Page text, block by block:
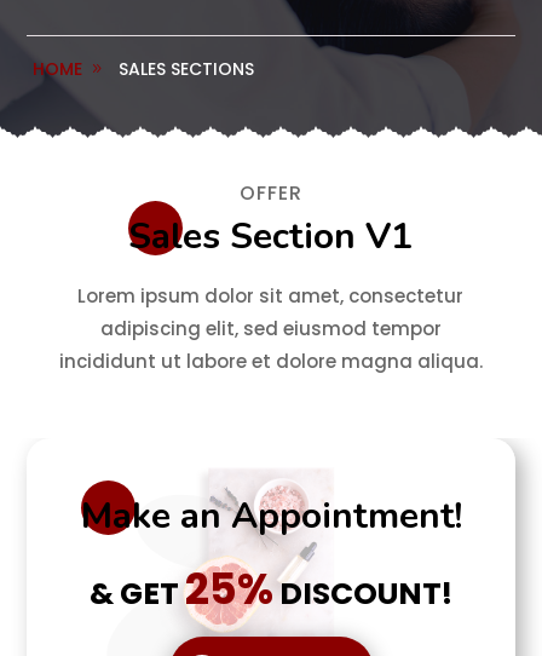
HOME SALES SECTIONS
OFFER
Sales Section V1
Lorem ipsum dolor sit amet, consectetur
adipiscing elit, sed eiusmod tempor
incididunt ut labore et dolore magna aliqua.
Make an Appointment!
& GET25%DISCOUNT!